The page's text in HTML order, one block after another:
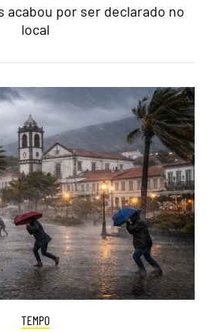
acabou por ser declarado no
local
TEMPO